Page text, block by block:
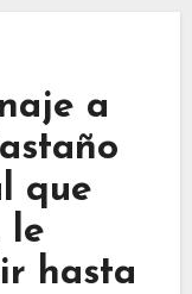
a
que
le
hasta